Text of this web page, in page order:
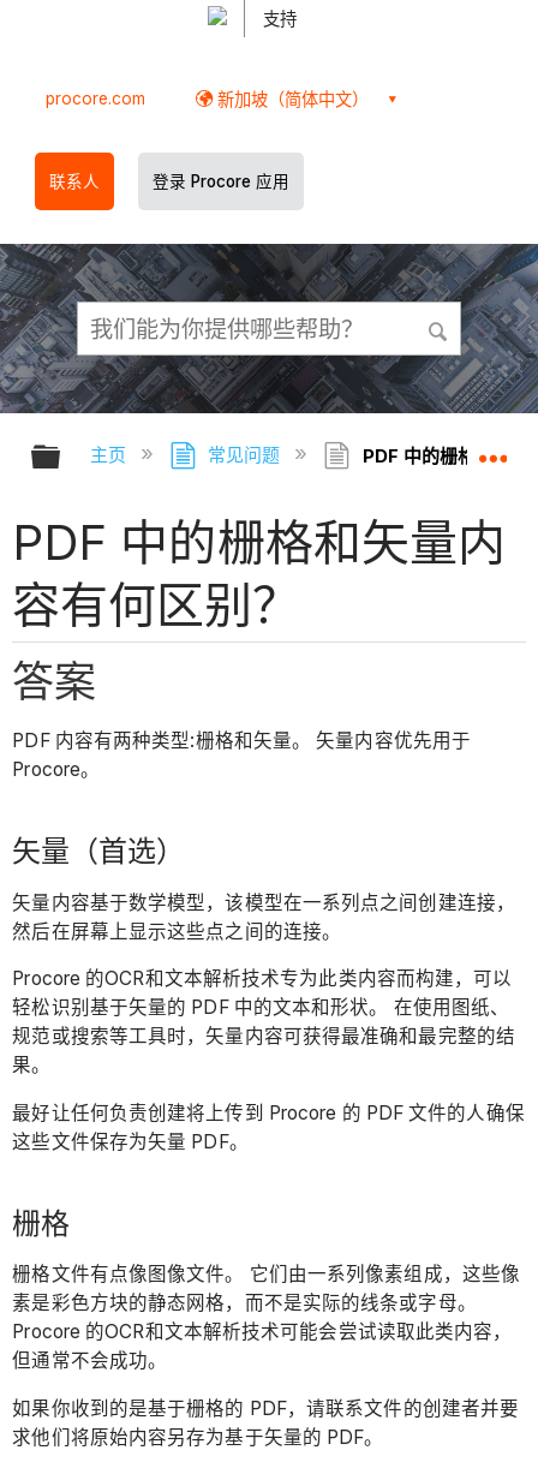
支持
procore.com 新加坡（简体中文）
联系人 登录 Procore 应用
扩展/隐缩全局层次
主页 常见问题 PDF 中的栅格和矢量
PDF 中的栅格和矢量内
容有何区别？
答案
PDF 内容有两种类型:栅格和矢量。 矢量内容优先用于
Procore。
矢量（首选）
矢量内容基于数学模型，该模型在一系列点之间创建连接，
然后在屏幕上显示这些点之间的连接。
Procore 的OCR和文本解析技术专为此类内容而构建，可以
轻松识别基于矢量的 PDF 中的文本和形状。 在使用图纸、
规范或搜索等工具时，矢量内容可获得最准确和最完整的结
果。
最好让任何负责创建将上传到 Procore 的 PDF 文件的人确保
这些文件保存为矢量 PDF。
栅格
栅格文件有点像图像文件。 它们由一系列像素组成，这些像
素是彩色方块的静态网格，而不是实际的线条或字母。
Procore 的OCR和文本解析技术可能会尝试读取此类内容，
但通常不会成功。
如果你收到的是基于栅格的 PDF，请联系文件的创建者并要
求他们将原始内容另存为基于矢量的 PDF。